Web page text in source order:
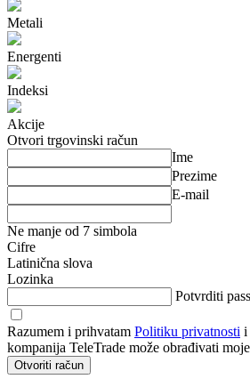
Metali
Energenti
Indeksi
Akcije
Otvori trgovinski račun
Ime
Prezime
E-mail
Ne manje od 7 simbola
Cifre
Latinična slova
Lozinka
Potvrditi
Razumem i prihvatam Politiku privatnosti i
kompanija TeleTrade može obrađivati
Otvoriti račun